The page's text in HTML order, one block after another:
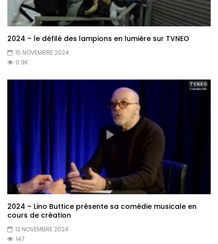
2024 – le défilé des lampions en lumière sur TVNEO
15 NOVEMBRE 2024
0.9K
2024 – Lino Buttice présente sa comédie musicale en
cours de création
12 NOVEMBRE 2024
147